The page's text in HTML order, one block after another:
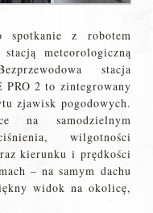
spotkanie z robotem
meteorologiczną
stacja
PRO 2 to zintegrowany
zjawisk pogodowych.
na samodzielnym
wilgotności
kierunku i prędkości
– na samym dachu
widok na okolicę,